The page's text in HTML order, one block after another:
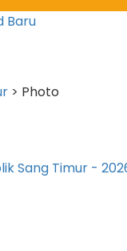
Baru
> Photo
Sang Timur -